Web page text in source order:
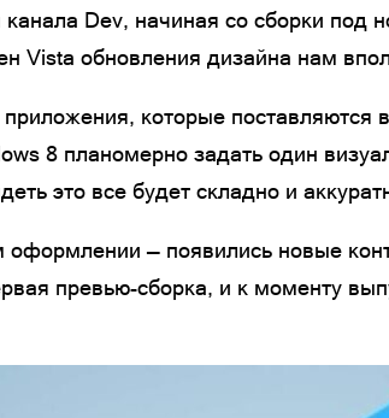
Dev, начиная со сборки
Vista обновления дизайна нам
которые
8 планомерно задать один
это все будет складно и
— появились новые
превью-сборка, и к моменту